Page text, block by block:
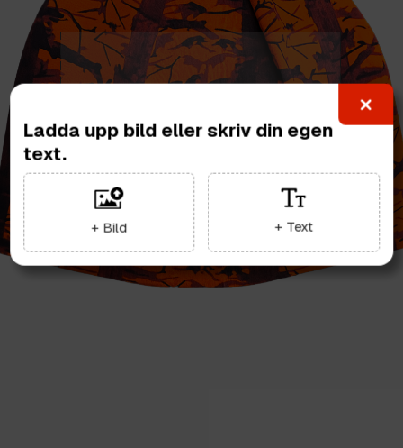
Ladda upp bild eller skriv din egen
text.
+ Bild + Text